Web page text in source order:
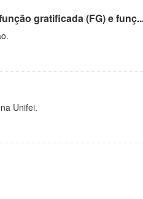
gratificada (FG) e
Unifei.